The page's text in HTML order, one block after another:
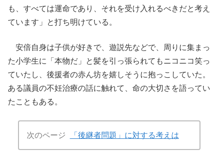
も、すべては運命であり、それを受け入れるべきだと考え
ています」と打ち明けている。
安倍自身は子供が好きで、遊説先などで、周りに集まっ
た小学生に「本物だ」と髪を引っ張られてもニコニコ笑っ
ていたし、後援者の赤ん坊を嬉しそうに抱っこしていた。
ある議員の不妊治療の話に触れて、命の大切さを語ってい
たこともある。
次のページ 「後継者問題」に対する考えは